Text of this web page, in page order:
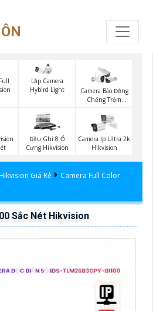
Lắp Camera
Hybird Light
Camera Báo Động
Chống Trộm
Đầu Ghi 8 Ổ
Cưng Hikvision
Camera Ip Ultra 2k
Hikvision
Giá Rẻ
Camera Full Color
Sắc Nét Hikvision